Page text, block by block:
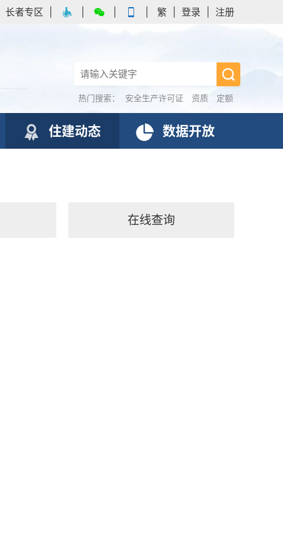
长者专区 繁 登录 注册
热门搜索： 安全生产许可证 资质 定额
住建动态 数据开放
在线查询